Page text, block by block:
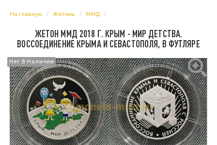
На главную Жетоны ММД
ЖЕТОН ММД 2018 Г. КРЫМ - МИР ДЕТСТВА.
ВОССОЕДИНЕНИЕ КРЫМА И СЕВАСТОПОЛЯ, В ФУТЛЯРЕ
Нет В Наличии
Нет В Наличии